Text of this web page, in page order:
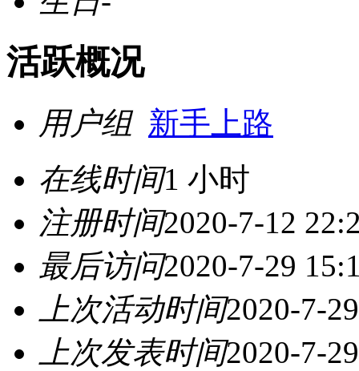
活跃概况
用户组 新手上路
在线时间1 小时
注册时间2020-7-12
最后访问2020-7-29
上次活动时间2020-7-
上次发表时间2020-7-